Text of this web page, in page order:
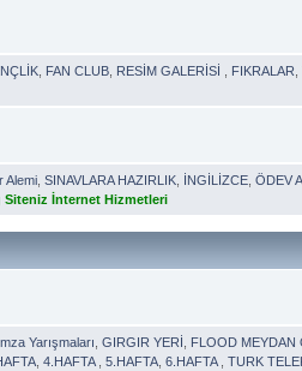
FAN CLUB RESİM GALERİSİ FIKRALAR
Alemi ,SINAVLARA HAZIRLIK İNGİLİZCE ,ÖDEV
Siteniz İnternet Hizmetleri
Yarışmaları ,GIRGIR YERİ FLOOD MEYDAN
,4.HAFTA ,5.HAFTA ,6.HAFTA ,TURK